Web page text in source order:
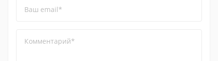
Ваш email*
Комментарий*